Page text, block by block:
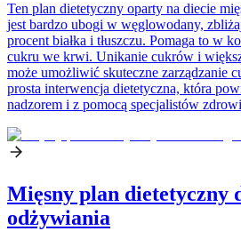
Ten plan dietetyczny oparty na diecie
jest bardzo ubogi w węglowodany,
procent białka i tłuszczu. Pomaga to w
cukru we krwi. Unikanie cukrów i
może umożliwić skuteczne zarządzanie
prosta interwencja dietetyczna, która
nadzorem i z pomocą specjalistów
Mięsny plan dietetyczny
odżywiania